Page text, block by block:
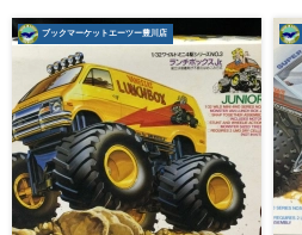
ブックマーケットエーツー豊川店